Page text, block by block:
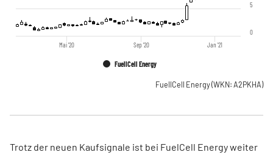
FuellCell Energy
Jan '21
Mai '20 Sep '20
0
5
FuellCell Energy(WKN: A2PKHA)
Trotz der neuen Kaufsignale ist bei FuelCell Energy weiter